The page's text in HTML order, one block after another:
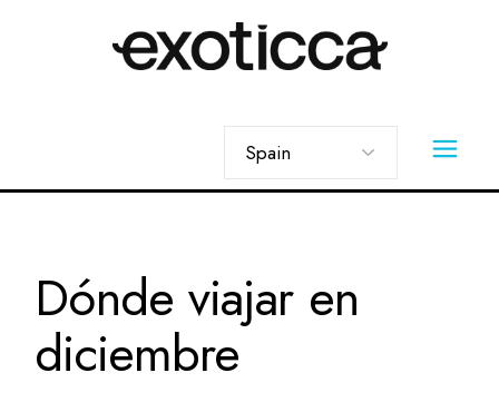
idioma
Dónde viajar en
diciembre